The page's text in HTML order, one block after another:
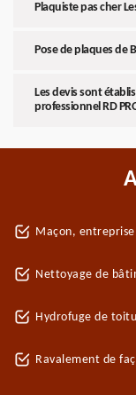
Plaquiste pas cher
Pose de plaques de
Les devis sont
professionnel RD
Maçon, entreprise
Nettoyage de
Hydrofuge de
Ravalement de